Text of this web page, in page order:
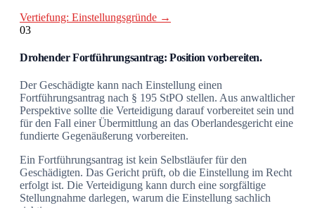
Vertiefung: Einstellungsgründe →
03
Drohender Fortführungsantrag: Position vorbereiten.
Der Geschädigte kann nach Einstellung einen
Fortführungsantrag nach § 195 StPO stellen. Aus anwaltlicher
Perspektive sollte die Verteidigung darauf vorbereitet sein und
für den Fall einer Übermittlung an das Oberlandesgericht eine
fundierte Gegenäußerung vorbereiten.
Ein Fortführungsantrag ist kein Selbstläufer für den
Geschädigten. Das Gericht prüft, ob die Einstellung im Recht
erfolgt ist. Die Verteidigung kann durch eine sorgfältige
Stellungnahme darlegen, warum die Einstellung sachlich